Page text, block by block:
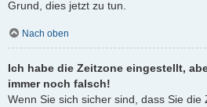
Grund, dies jetzt zu tun.
Nach oben
Ich habe die Zeitzone eingestellt,
immer noch falsch!
Wenn Sie sich sicher sind, dass Sie